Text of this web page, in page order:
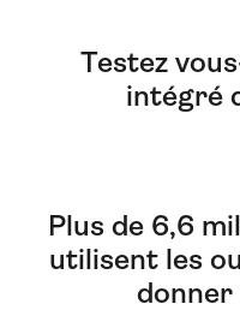
Testez
intégré
Plus de 6,6
utilisent les
donner